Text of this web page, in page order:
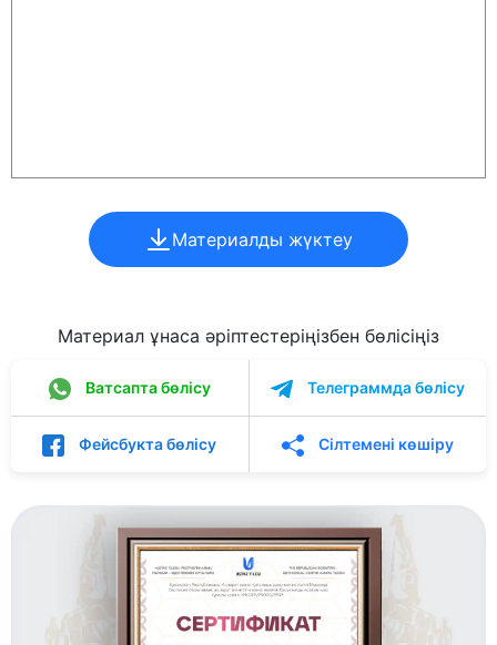
Материалды жүктеу
Материал ұнаса әріптестеріңізбен бөлісіңіз
Ватсапта бөлісу Телеграммда бөлісу
Фейсбукта бөлісу Сілтемені көшіру